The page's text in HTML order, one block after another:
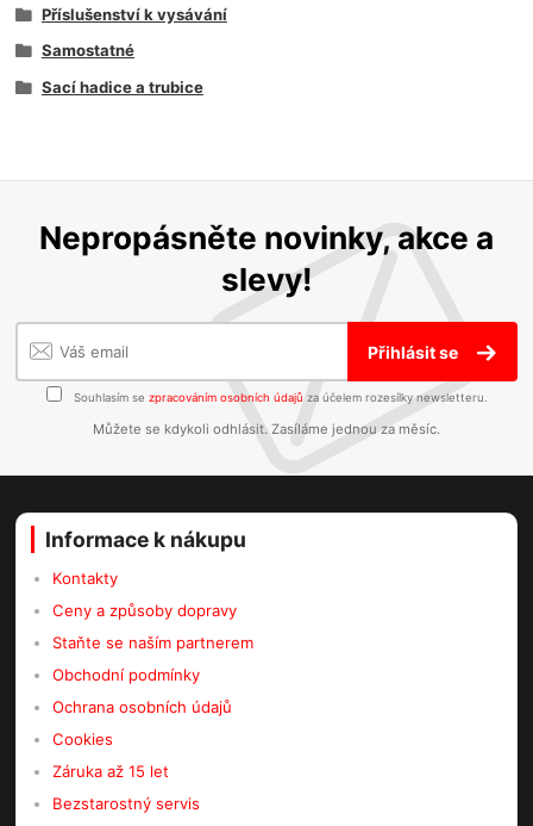
Příslušenství k vysávání
Samostatné
Sací hadice a trubice
Nepropásněte novinky, akce a
slevy!
Přihlásit se
Souhlasím se zpracováním osobních údajů za účelem rozesílky newsletteru.
Můžete se kdykoli odhlásit. Zasíláme jednou za měsíc.
Informace k nákupu
Kontakty
Ceny a způsoby dopravy
Staňte se naším partnerem
Obchodní podmínky
Ochrana osobních údajů
Cookies
Záruka až 15 let
Bezstarostný servis